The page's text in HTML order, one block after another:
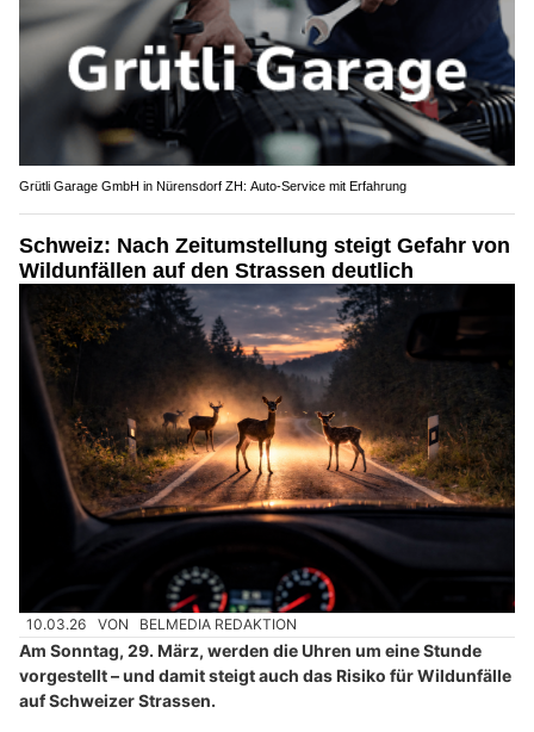
Grütli Garage GmbH in Nürensdorf ZH: Auto-Service mit Erfahrung
Schweiz: Nach Zeitumstellung steigt Gefahr von
Wildunfällen auf den Strassen deutlich
10.03.26 VON BELMEDIA REDAKTION
Am Sonntag, 29. März, werden die Uhren um eine Stunde
vorgestellt – und damit steigt auch das Risiko für Wildunfälle
auf Schweizer Strassen.